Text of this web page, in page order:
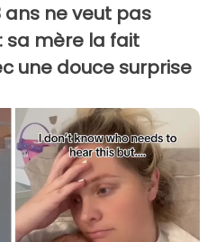
ans ne veut pas
sa mère la fait
une douce surprise